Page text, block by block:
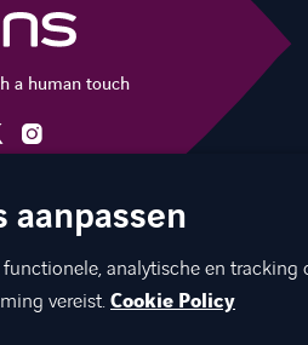
a human touch
twitterinstagram
statement Cookies Disclaimer
analytische en tracking
vereist.Cookie Policy